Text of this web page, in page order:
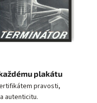
plakátu
pravosti,
autenticitu.